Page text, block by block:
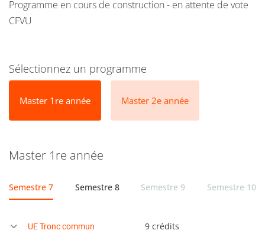
Programme en cours de construction - en attente de vote
CFVU
Sélectionnez un programme
Master 1re année Master 2e année
Master 1re année
Semestre 7 Semestre 8 Semestre 9 Semestre 10
UE Tronc commun 9 crédits